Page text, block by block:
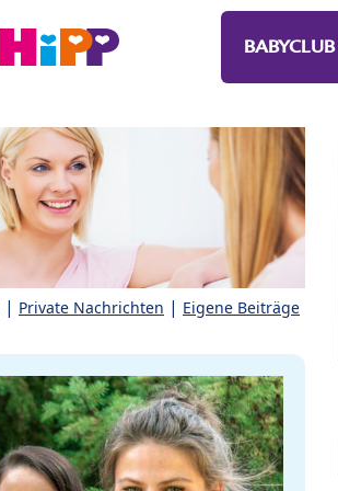
BABYCLUB
| Private Nachrichten | Eigene Beiträge